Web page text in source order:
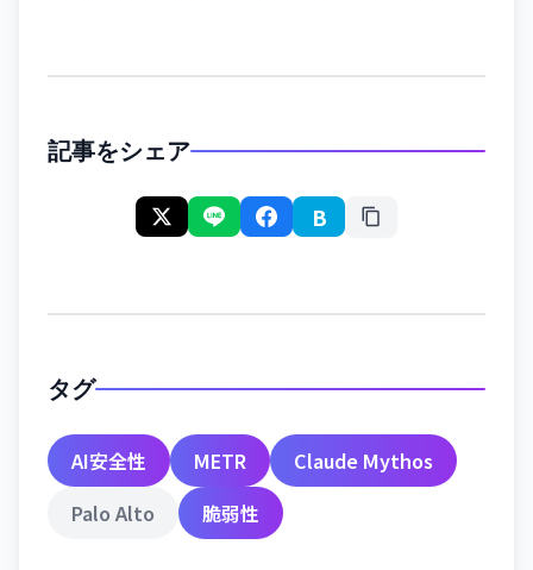
記事をシェア
B
タグ
AI安全性 METR
Claude Mythos
Palo Alto
脆弱性